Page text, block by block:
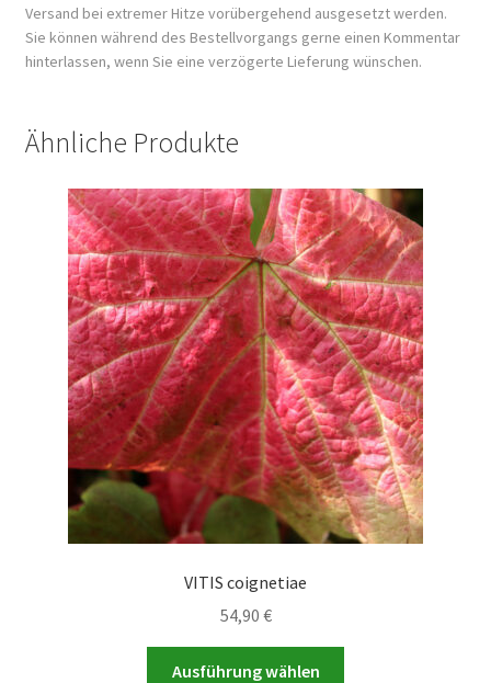
Versand bei extremer Hitze vorübergehend ausgesetzt werden.
Sie können während des Bestellvorgangs gerne einen Kommentar
hinterlassen, wenn Sie eine verzögerte Lieferung wünschen.
Ähnliche Produkte
VITIS coignetiae
54,90 €
Ausführung wählen